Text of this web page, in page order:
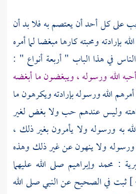
على كل أحد أن يعتصم به فلا بد أن
بإرادته ومحبته كارها مبغضا لما أمره
في هذا الباب " أربعة أنواع " :
الله ورسوله ، ويبغضون ما أبغضه
الله ورسوله بإرادته ويكرهون ما
وليس عندهم حب ولا بغض لغير
به ورسوله ولا يأمرون بغير ذلك ،
ورسوله ولا ينهون عن غير ذلك وهذه
: محمد وإبراهيم صلى الله عليهما
ثبت في الصحيح عن النبي صلى الله